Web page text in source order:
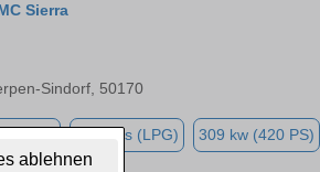
ablehnen
Sierra
Sindorf, 50170
Autogas (LPG) 309 kw (420 PS)